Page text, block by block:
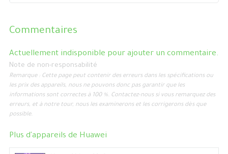
Commentaires
Actuellement indisponible pour ajouter un commentaire.
Note de non-responsabilité
Remarque : Cette page peut contenir des erreurs dans les spécifications ou
les prix des appareils, nous ne pouvons donc pas garantir que les
informations sont correctes à 100 %. Contactez-nous si vous remarquez des
erreurs, et à notre tour, nous les examinerons et les corrigerons dès que
possible.
Plus d'appareils de Huawei